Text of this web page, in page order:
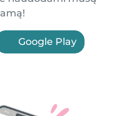
Google Play